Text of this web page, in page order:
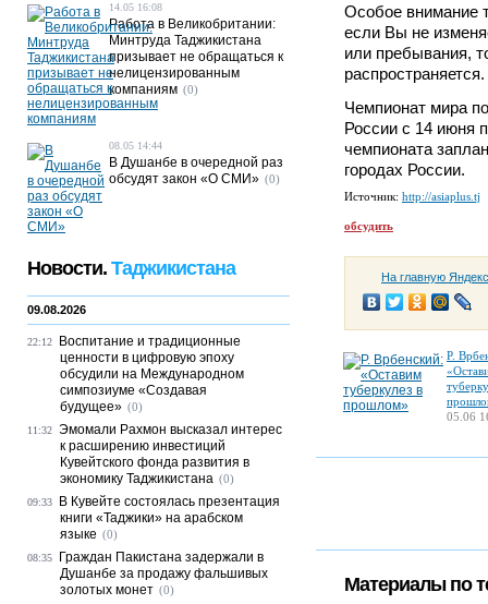
Особое внимание
если Вы не
или пребывания,
распространяется.
Чемпионат мира
России с 14 июня
чемпионата
городах России.
Источник: http://asiaplus.tj
обсудить
На главную
Р.
05.06
Материалы по
14.05 16:08
Работа в Великобритании:
Минтруда Таджикистана
призывает не обращаться к
нелицензированным
компаниям (0)
08.05 14:44
В Душанбе в очередной раз
обсудят закон «О СМИ» (0)
Новости. Таджикистана
09.08.2026
22:12
Воспитание и традиционные
ценности в цифровую эпоху
обсудили на Международном
симпозиуме «Создавая
будущее» (0)
11:32 Эмомали Рахмон высказал интерес
к расширению инвестиций
Кувейтского фонда развития в
экономику Таджикистана (0)
09:33
В Кувейте состоялась презентация
книги «Таджики» на арабском
языке (0)
08:35
Граждан Пакистана задержали в
Душанбе за продажу фальшивых
золотых монет (0)